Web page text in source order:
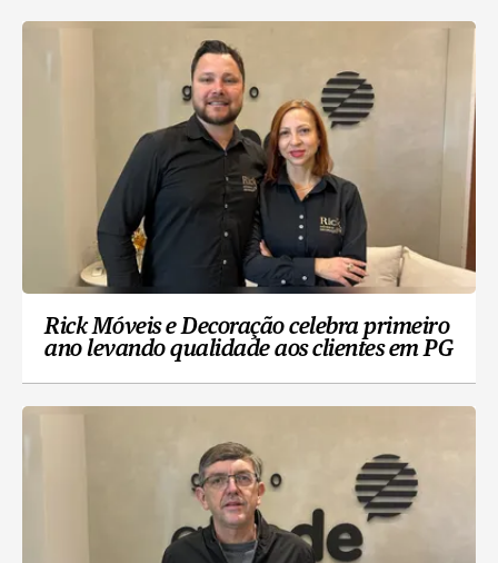
Rick Móveis e Decoração celebra primeiro
ano levando qualidade aos clientes em PG